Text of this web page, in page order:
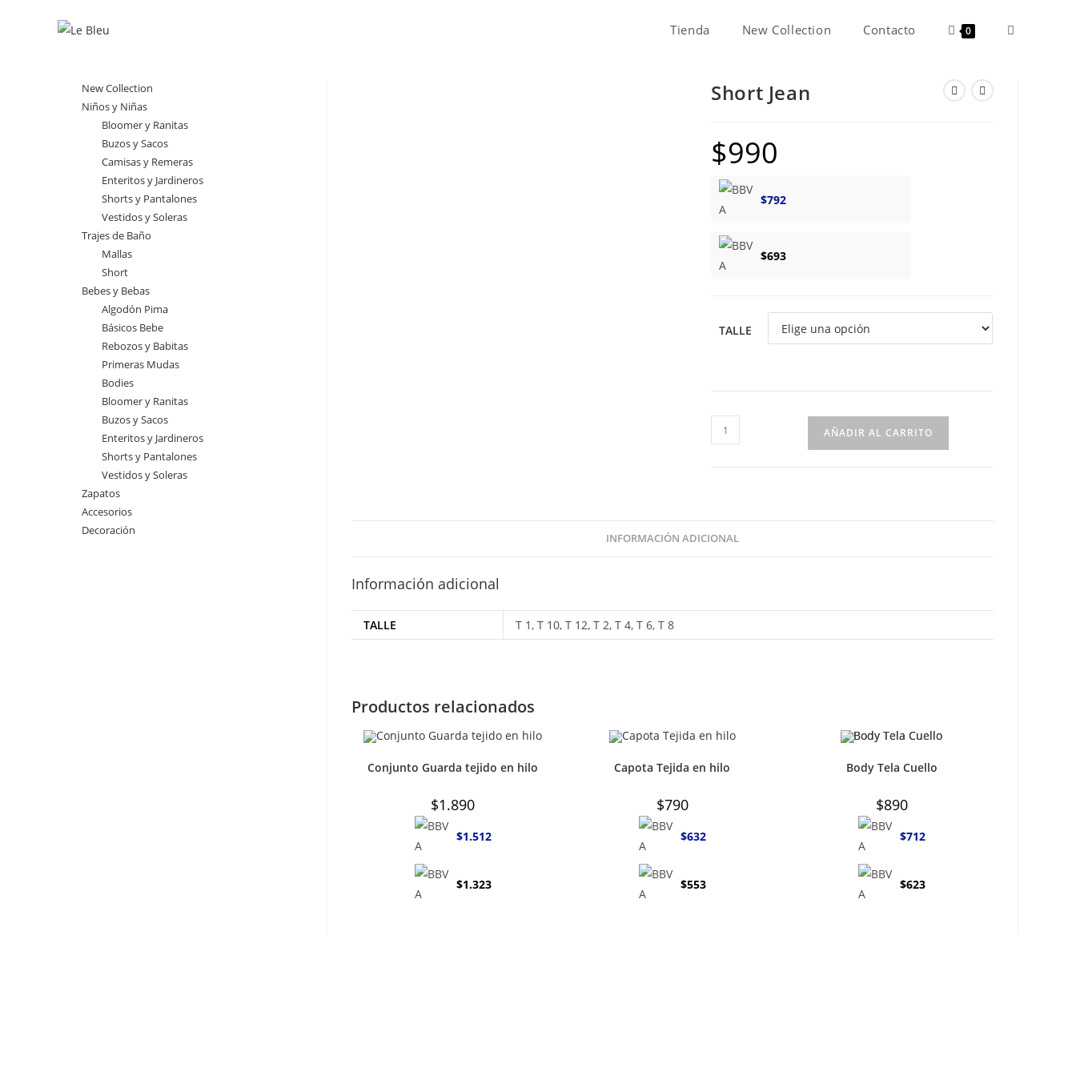
Tienda New Collection Contacto 0 Alternar
Short Jean
$990
$792
$693
TALLE
Short
Jean
AÑADIR AL CARRITO
INFORMACIÓN ADICIONAL
Información adicional
TALLE T 1, T 10, T 12, T 2, T 4, T 6, T 8
Productos relacionados
Conjunto Guarda tejido en hilo
$1.890
$1.512
$1.323
Capota Tejida en hilo
$790
$632
$553
Body Tela Cuello
$890
$712
$623
New Collection
Niños y Niñas
Bloomer y Ranitas
Buzos y Sacos
Camisas y Remeras
Enteritos y Jardineros
Shorts y Pantalones
Vestidos y Soleras
Trajes de Baño
Mallas
Short
Bebes y Bebas
Algodón Pima
Básicos Bebe
Rebozos y Babitas
Primeras Mudas
Bodies
Bloomer y Ranitas
Buzos y Sacos
Enteritos y Jardineros
Shorts y Pantalones
Vestidos y Soleras
Zapatos
Accesorios
Decoración